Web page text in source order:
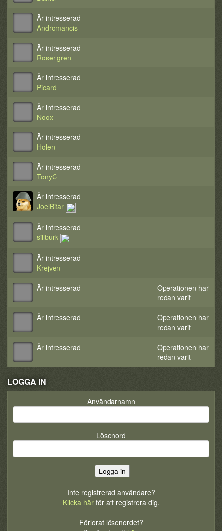
Är intresserad
Andromancis
Är intresserad
Rosengren
Är intresserad
Picard
Är intresserad
Noox
Är intresserad
Holen
Är intresserad
TonyC
Är intresserad
JoelBitar
Är intresserad
sillburk
Är intresserad
Krejven
Är intresserad
Operationen har
redan varit
Är intresserad
Operationen har
redan varit
Är intresserad
Operationen har
redan varit
LOGGA IN
Användarnamn
Lösenord
Inte registrerad användare?
Klicka härför att registrera dig.
Förlorat lösenordet?